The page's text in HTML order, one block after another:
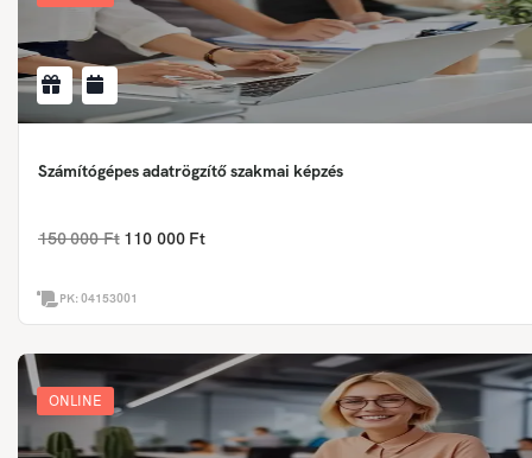
Számítógépes adatrögzítő szakmai képzés
150 000 Ft 110 000 Ft
PK:04153001
ONLINE